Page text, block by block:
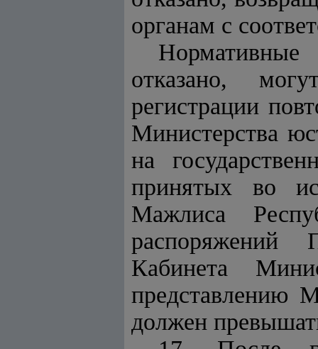
органам с
Нормативные
отказано,
регистрации
Министерства
на
принятых во
Мажлиса
распоряжений
Кабинета
представлению
должен